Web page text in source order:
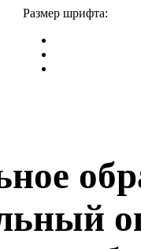
Размер шрифта: